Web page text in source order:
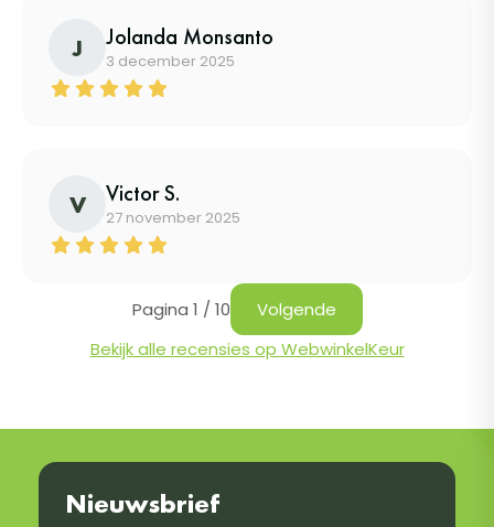
J Jolanda Monsanto
3 december 2025
V Victor S.
27 november 2025
Pagina 1 / 10
Volgende
Bekijk alle recensies op WebwinkelKeur
Nieuwsbrief